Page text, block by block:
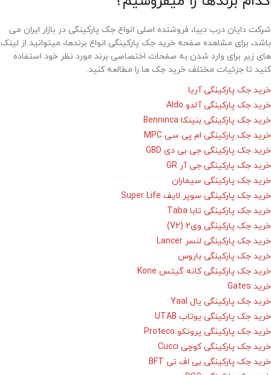
شرکت دایان درب دیبا، فروشنده اصلی انواع جک پارکینگی در بازار ایران می
باشد، برای مشاهده صفحه خرید جک پارکینگی انواع برندها، میتوانید از لینک
های زیر برای وارد شدن به صفحات اختصاصی برند مورد نظر خود استفاده
کنید تا جزئیات مختلف خرید جک ها را مطالعه کنید.
خرید جک پارکینگی آریا
خرید جک پارکینگی آلدو Aldo
خرید جک پارکینگی بنینکا Benninca
خرید جک پارکینگی ام پی سی MPC
خرید جک پارکینگی جی بی دی GBD
خرید جک پارکینگی جی آر GR
خرید جک پارکینگی سیماران
خرید جک پارکینگی سوپر لایف Super Life
خرید جک پارکینگی تابا Taba
خرید جک پارکینگی وی2 (V2)
خرید جک پارکینگی لنسر Lancer
خرید جک پارکینگی باروس
خرید جک پارکینگی کانه گیتس Kone
خرید Gates
خرید جک پارکینگی یال Yaal
خرید جک پارکینگی یوتاب UTAB
خرید جک پارکینگی پروتکو Proteco
خرید جک پارکینگی کوچی Cucci
خرید جک پارکینگی بی اف تی BFT